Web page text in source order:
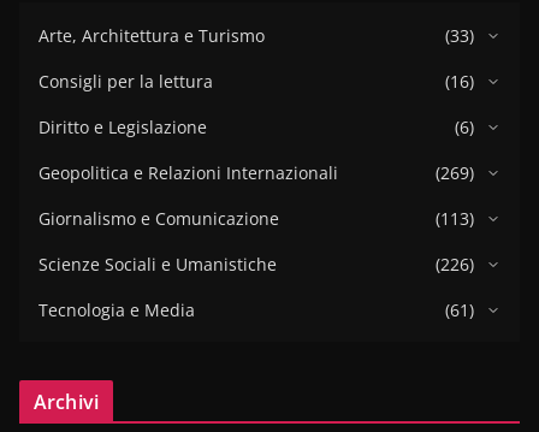
Arte, Architettura e Turismo
(33)
Consigli per la lettura
(16)
Diritto e Legislazione
(6)
Geopolitica e Relazioni Internazionali
(269)
Giornalismo e Comunicazione
(113)
Scienze Sociali e Umanistiche
(226)
Tecnologia e Media
(61)
Archivi